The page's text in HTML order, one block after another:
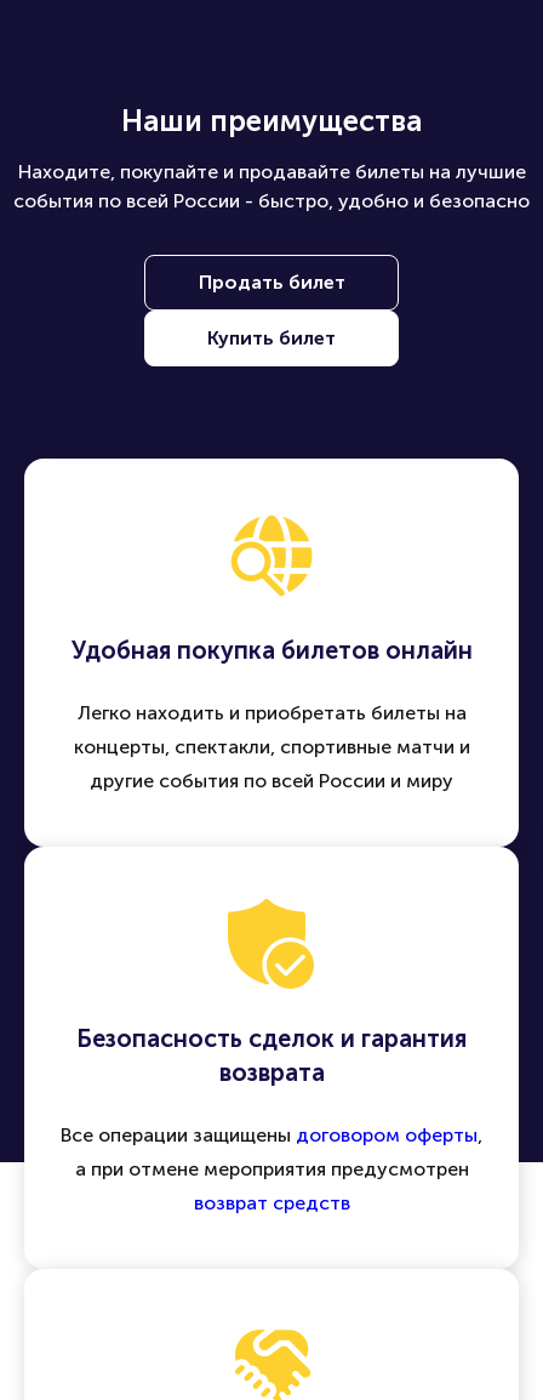
Наши преимущества
Находите, покупайте и продавайте билеты на лучшие
события по всей России - быстро, удобно и безопасно
Продать билет
Купить билет
Удобная покупка билетов онлайн
Легко находить и приобретать билеты на
концерты, спектакли, спортивные матчи и
другие события по всей России и миру
Безопасность сделок и гарантия
возврата
Все операции защищены договором оферты,
а при отмене мероприятия предусмотрен
возврат средств